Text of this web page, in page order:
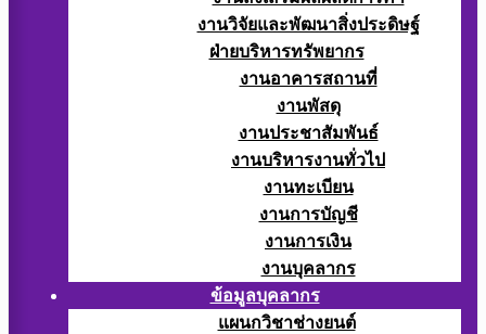
งานวิจัยและพัฒนาสิ่งประดิษฐ์
ฝ่ายบริหารทรัพยากร
งานอาคารสถานที่
งานพัสดุ
งานประชาสัมพันธ์
งานบริหารงานทั่วไป
งานทะเบียน
งานการบัญชี
งานการเงิน
งานบุคลากร
ข้อมูลบุคลากร
แผนกวิชาช่างยนต์